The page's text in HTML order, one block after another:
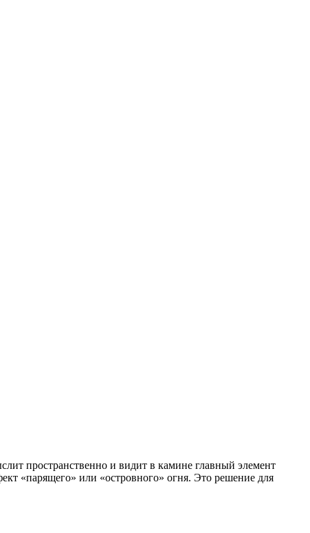
пространственно и видит в камине главный элемент
«парящего» или «островного» огня. Это решение для